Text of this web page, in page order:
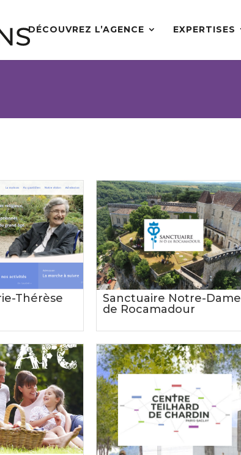
DÉCOUVREZ L’AGENCE EXPERTISES
Thérèse
Sanctuaire Notre-Dame
de Rocamadour